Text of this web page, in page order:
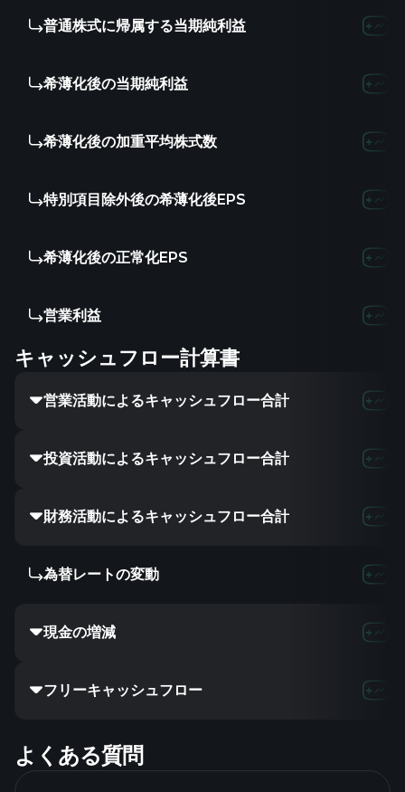
普通株式に帰属する当期純利益
希薄化後の当期純利益
希薄化後の加重平均株式数
特別項目除外後の希薄化後EPS
希薄化後の正常化EPS
営業利益
キャッシュフロー計算書
営業活動によるキャッシュフロー合計
投資活動によるキャッシュフロー合計
財務活動によるキャッシュフロー合計 -
為替レートの変動
現金の増減
フリーキャッシュフロー
よくある質問